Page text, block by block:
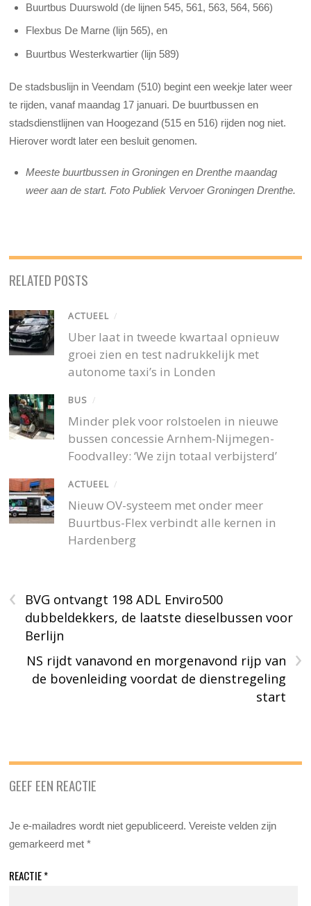
Buurtbus Duurswold (de lijnen 545, 561, 563, 564, 566)
Flexbus De Marne (lijn 565), en
Buurtbus Westerkwartier (lijn 589)
De stadsbuslijn in Veendam (510) begint een weekje later weer
te rijden, vanaf maandag 17 januari. De buurtbussen en
stadsdienstlijnen van Hoogezand (515 en 516) rijden nog niet.
Hierover wordt later een besluit genomen.
Meeste buurtbussen in Groningen en Drenthe maandag
weer aan de start. Foto Publiek Vervoer Groningen Drenthe.
RELATED POSTS
ACTUEEL /
Uber laat in tweede kwartaal opnieuw
groei zien en test nadrukkelijk met
autonome taxi’s in Londen
BUS /
Minder plek voor rolstoelen in nieuwe
bussen concessie Arnhem-Nijmegen-
Foodvalley: ‘We zijn totaal verbijsterd’
ACTUEEL /
Nieuw OV-systeem met onder meer
Buurtbus-Flex verbindt alle kernen in
Hardenberg
‹
BVG ontvangt 198 ADL Enviro500
dubbeldekkers, de laatste dieselbussen voor
Berlijn
›
NS rijdt vanavond en morgenavond rijp van
de bovenleiding voordat de dienstregeling
start
GEEF EEN REACTIE
Je e-mailadres wordt niet gepubliceerd. Vereiste velden zijn
gemarkeerd met*
REACTIE*